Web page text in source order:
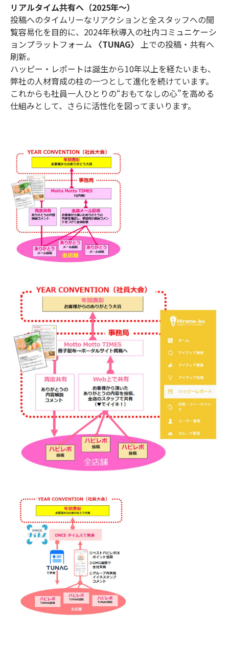
リアルタイム共有へ（2025年〜）
投稿へのタイムリーなリアクションと全スタッフへの閲
覧容易化を目的に、2024年秋導入の社内コミュニケーシ
ョンプラットフォーム 〈TUNAG〉
上での投稿・共有へ
刷新。
ハッピー・レポートは誕生から10年以上を経たいまも、
弊社の人材育成の柱の一つとして進化を続けています。
これからも社員一人ひとりの“おもてなしの心”を高める
仕組みとして、さらに活性化を図ってまいります。